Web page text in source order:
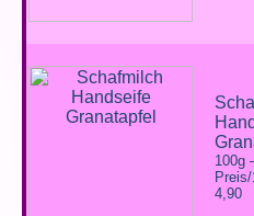
100g
4,90